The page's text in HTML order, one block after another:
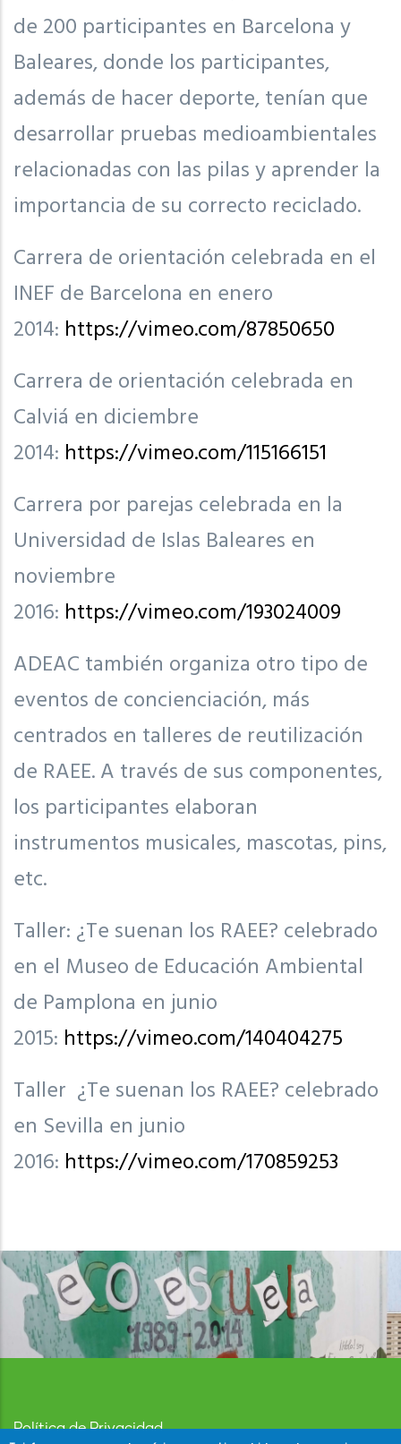
de 200 participantes en Barcelona y
Baleares, donde los participantes,
además de hacer deporte, tenían que
desarrollar pruebas medioambientales
relacionadas con las pilas y aprender la
importancia de su correcto reciclado.
Carrera de orientación celebrada en el
INEF de Barcelona en enero
2014: https://vimeo.com/87850650
Carrera de orientación celebrada en
Calviá en diciembre
2014: https://vimeo.com/115166151
Carrera por parejas celebrada en la
Universidad de Islas Baleares en
noviembre
2016: https://vimeo.com/193024009
ADEAC también organiza otro tipo de
eventos de concienciación, más
centrados en talleres de reutilización
de RAEE. A través de sus componentes,
los participantes elaboran
instrumentos musicales, mascotas, pins,
etc.
Taller: ¿Te suenan los RAEE? celebrado
en el Museo de Educación Ambiental
de Pamplona en junio
2015: https://vimeo.com/140404275
Taller ¿Te suenan los RAEE? celebrado
en Sevilla en junio
2016: https://vimeo.com/170859253
Política de Privacidad